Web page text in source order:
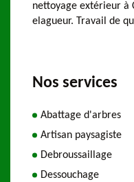
nettoyage extérieur à
elagueur. Travail de
Nos services
Abattage d'arbres
Artisan paysagiste
Debroussaillage
Dessouchage